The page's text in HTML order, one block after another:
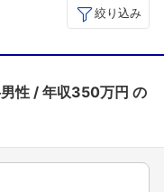
絞り込み
性 年収350万円 の